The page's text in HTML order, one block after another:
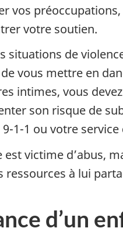
vos
votre soutien.
de
vous mettre en
intimes, vous
son risque de
1-1 ou votre
victime d’abus,
à lui
d’un